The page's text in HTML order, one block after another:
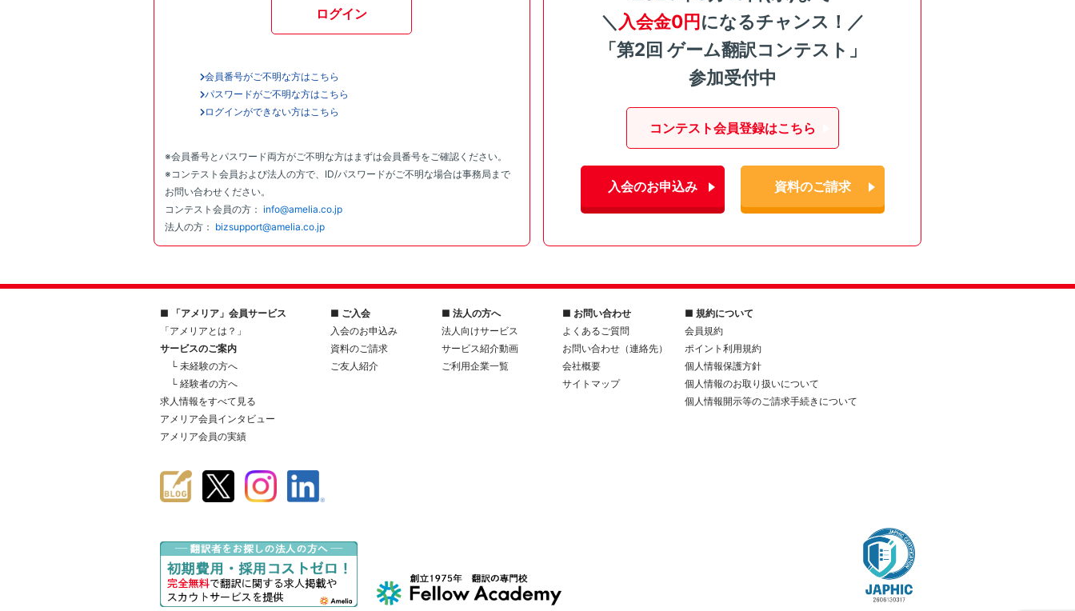
ログイン
会員番号がご不明な方はこちら
パスワードがご不明な方はこちら
ログインができない方はこちら
※会員番号とパスワード両方がご不明な方はまずは会員番号をご確認ください。
※コンテスト会員および法人の方で、ID/パスワードがご不明な場合は事務局まで
お問い合わせください。
コンテスト会員の方： info@amelia.co.jp
法人の方： bizsupport@amelia.co.jp
＼ 入会金0円になるチャンス！／
「第2回 ゲーム翻訳コンテスト」
参加受付中
コンテスト会員登録はこちら
入会のお申込み 資料のご請求
■ 「アメリア」会員サービス
「アメリアとは？」
サービスのご案内
└ 未経験の方へ
└ 経験者の方へ
求人情報をすべて見る
アメリア会員インタビュー
アメリア会員の実績
■ ご入会
入会のお申込み
資料のご請求
ご友人紹介
■ 法人の方へ
法人向けサービス
サービス紹介動画
ご利用企業一覧
■ お問い合わせ
よくあるご質問
お問い合わせ（連絡先）
会社概要
サイトマップ
■ 規約について
会員規約
ポイント利用規約
個人情報保護方針
個人情報のお取り扱いについて
個人情報開示等のご請求手続きについて